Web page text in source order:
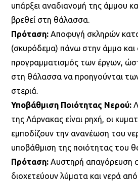
υπάρξει αναδιανομή της άμμου
βρεθεί στη θάλασσα.
Πρόταση: Αποφυγή σκληρών
(σκυρόδεμα) πάνω στην άμμο και
προγραμματισμός των έργων,
στη θάλασσα να προηγούνται
στεριά.
Υποβάθμιση Ποιότητας Νερού:
της Λάρνακας είναι ρηχή, οι
εμποδίζουν την ανανέωση του
υποβάθμιση της ποιότητας του
Πρόταση: Αυστηρή απαγόρευση
διοχετεύουν λύματα και νερά